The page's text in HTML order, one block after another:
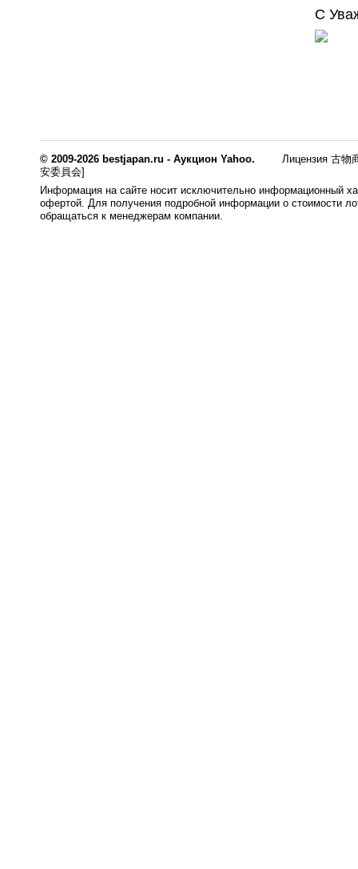
C
© 2009-2026 bestjapan.ru - Аукцион Yahoo.
Лицензия 古物
安委員会]
Информация на сайте носит исключительно информационный
офертой. Для получения подробной информации о стоимости
обращаться к менеджерам компании.